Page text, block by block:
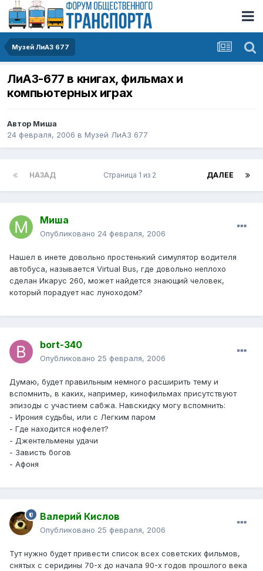
Музей ЛиАЗ 677
ЛиАЗ-677 в книгах, фильмах и
компьютерных играх
Автор Миша
24 февраля, 2006 в Музей ЛиАЗ 677
НАЗАД ДАЛЕЕ
Страница 1 из 2
Миша
Опубликовано 24 февраля, 2006
Нашел в инете довольно простенький симулятор водителя
автобуса, называется Virtual Bus, где довольно неплохо
сделан Икарус 260, может найдется знающий человек,
который порадует нас луноходом?
bort-340
Опубликовано 25 февраля, 2006
Думаю, будет правильным немного расширить тему и
вспомнить, в каких, например, кинофильмах присутствуют
эпизоды с участием сабжа. Навскидку могу вспомнить:
- Ирония судьбы, или с Легким паром
- Где находится нофелет?
- Джентельмены удачи
- Зависть богов
- Афоня
Валерий Кислов
Опубликовано 25 февраля, 2006
Тут нужно будет привести список всех советских фильмов,
снятых с серидины 70-х до начала 90-х годов прошлого века